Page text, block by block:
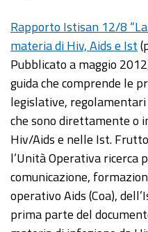
Rapporto Istisan 12/8
materia di Hiv, Aids e Ist
Pubblicato a maggio
guida che comprende le
legislative,
che sono direttamente o
Hiv/Aids e nelle Ist.
l’Unità Operativa ricerca
comunicazione,
operativo Aids (Coa),
prima parte del